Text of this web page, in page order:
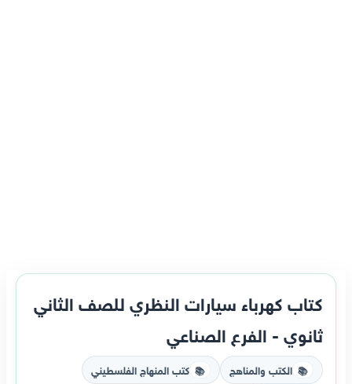
كتاب كهرباء سيارات النظري للصف الثاني
ثانوي - الفرع الصناعي
📚 الكتب والمناهج 📚 كتب المنهاج الفلسطيني